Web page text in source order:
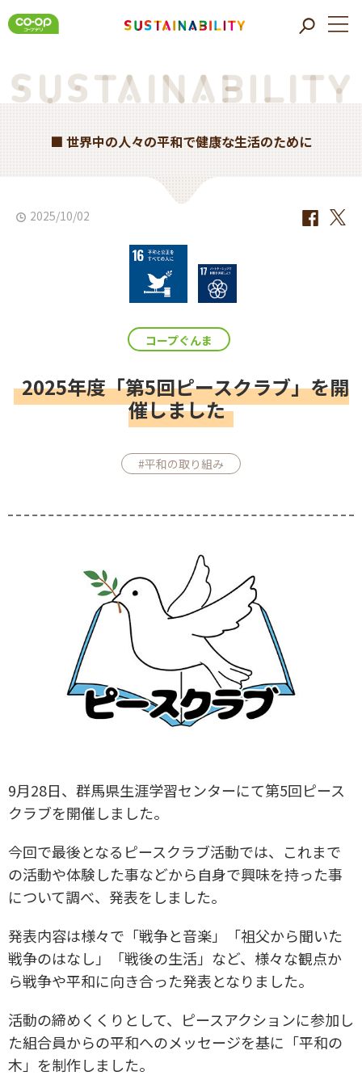
■ 世界中の人々の平和で健康な生活のために
2025/10/02
コープぐんま
2025年度「第5回ピースクラブ」を開
催しました
#平和の取り組み
9月28日、群馬県生涯学習センターにて第5回ピース
クラブを開催しました。
今回で最後となるピースクラブ活動では、これまで
の活動や体験した事などから自身で興味を持った事
について調べ、発表をしました。
発表内容は様々で「戦争と音楽」「祖父から聞いた
戦争のはなし」「戦後の生活」など、様々な観点か
ら戦争や平和に向き合った発表となりました。
活動の締めくくりとして、ピースアクションに参加し
た組合員からの平和へのメッセージを基に「平和の
木」を制作しました。